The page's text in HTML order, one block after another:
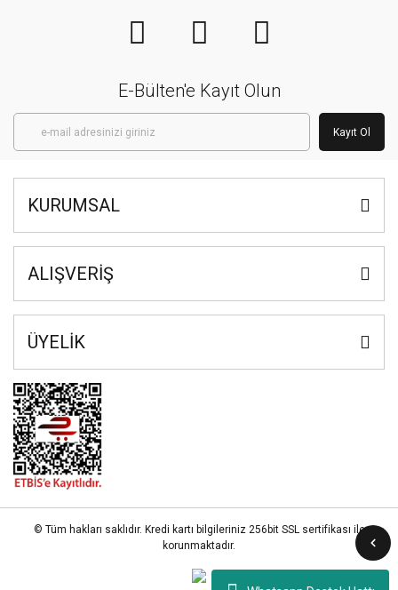
E-Bülten'e Kayıt Olun
Kayıt Ol
KURUMSAL
ALIŞVERİŞ
ÜYELİK
© Tüm hakları saklıdır. Kredi kartı bilgileriniz 256bit SSL sertifikası ile
korunmaktadır.